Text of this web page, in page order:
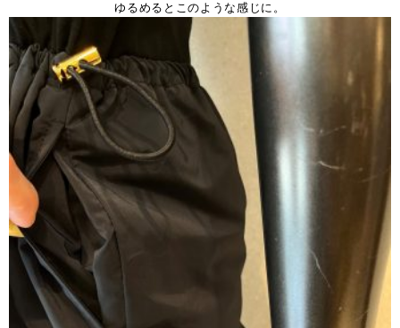
ゆるめるとこのような感じに。